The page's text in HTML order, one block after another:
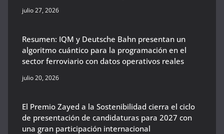
julio 27, 2026
Resumen: IQM y Deutsche Bahn presentan un
algoritmo cuántico para la programación en el
sector ferroviario con datos operativos reales
julio 20, 2026
El Premio Zayed a la Sostenibilidad cierra el ciclo
de presentación de candidaturas para 2027 con
una gran participación internacional